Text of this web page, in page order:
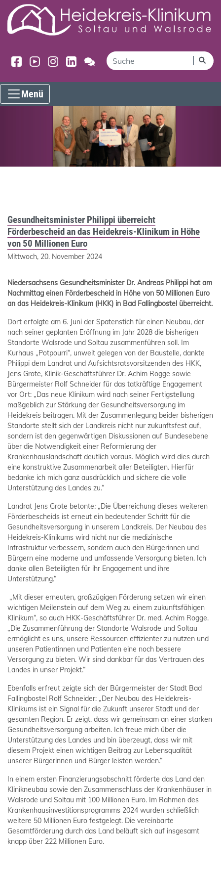
Menü
Gesundheitsminister Philippi überreicht
Förderbescheid an das Heidekreis-Klinikum in Höhe
von 50 Millionen Euro
Mittwoch, 20. November 2024
Niedersachsens Gesundheitsminister Dr. Andreas Philippi hat am
Nachmittag einen Förderbescheid in Höhe von 50 Millionen Euro
an das Heidekreis-Klinikum (HKK) in Bad Fallingbostel überreicht.
Dort erfolgte am 6. Juni der Spatenstich für einen Neubau, der
nach seiner geplanten Eröffnung im Jahr 2028 die bisherigen
Standorte Walsrode und Soltau zusammenführen soll. Im
Kurhaus „Potpourri“, unweit gelegen von der Baustelle, dankte
Philippi dem Landrat und Aufsichtsratsvorsitzenden des HKK,
Jens Grote, Klinik-Geschäftsführer Dr. Achim Rogge sowie
Bürgermeister Rolf Schneider für das tatkräftige Engagement
vor Ort: „Das neue Klinikum wird nach seiner Fertigstellung
maßgeblich zur Stärkung der Gesundheitsversorgung im
Heidekreis beitragen. Mit der Zusammenlegung beider bisherigen
Standorte stellt sich der Landkreis nicht nur zukunftsfest auf,
sondern ist den gegenwärtigen Diskussionen auf Bundesebene
über die Notwendigkeit einer Reformierung der
Krankenhauslandschaft deutlich voraus. Möglich wird dies durch
eine konstruktive Zusammenarbeit aller Beteiligten. Hierfür
bedanke ich mich ganz ausdrücklich und sichere die volle
Unterstützung des Landes zu.“
Landrat Jens Grote betonte: „Die Überreichung dieses weiteren
Förderbescheids ist erneut ein bedeutender Schritt für die
Gesundheitsversorgung in unserem Landkreis. Der Neubau des
Heidekreis-Klinikums wird nicht nur die medizinische
Infrastruktur verbessern, sondern auch den Bürgerinnen und
Bürgern eine moderne und umfassende Versorgung bieten. Ich
danke allen Beteiligten für ihr Engagement und ihre
Unterstützung.“
„Mit dieser erneuten, großzügigen Förderung setzen wir einen
wichtigen Meilenstein auf dem Weg zu einem zukunftsfähigen
Klinikum“, so auch HKK-Geschäftsführer Dr. med. Achim Rogge.
„Die Zusammenführung der Standorte Walsrode und Soltau
ermöglicht es uns, unsere Ressourcen effizienter zu nutzen und
unseren Patientinnen und Patienten eine noch bessere
Versorgung zu bieten. Wir sind dankbar für das Vertrauen des
Landes in unser Projekt.“
Ebenfalls erfreut zeigte sich der Bürgermeister der Stadt Bad
Fallingbostel Rolf Schneider: „Der Neubau des Heidekreis-
Klinikums ist ein Signal für die Zukunft unserer Stadt und der
gesamten Region. Er zeigt, dass wir gemeinsam an einer starken
Gesundheitsversorgung arbeiten. Ich freue mich über die
Unterstützung des Landes und bin überzeugt, dass wir mit
diesem Projekt einen wichtigen Beitrag zur Lebensqualität
unserer Bürgerinnen und Bürger leisten werden.“
In einem ersten Finanzierungsabschnitt förderte das Land den
Klinikneubau sowie den Zusammenschluss der Krankenhäuser in
Walsrode und Soltau mit 100 Millionen Euro. Im Rahmen des
Krankenhausinvestitionsprogramms 2024 wurden schließlich
weitere 50 Millionen Euro festgelegt. Die vereinbarte
Gesamtförderung durch das Land beläuft sich auf insgesamt
knapp über 222 Millionen Euro.